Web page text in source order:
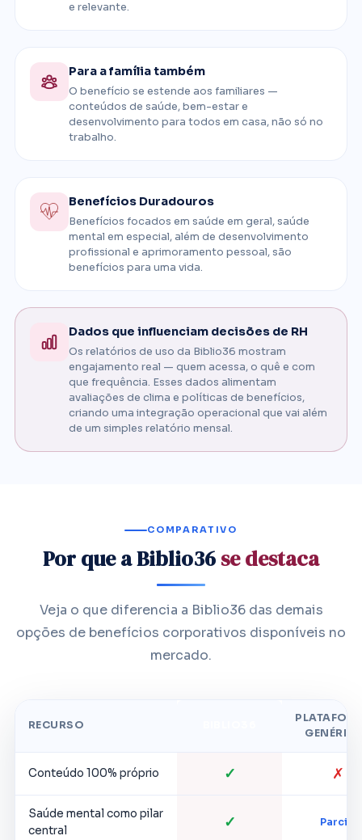
e relevante.
Para a família também
O benefício se estende aos familiares —
conteúdos de saúde, bem-estar e
desenvolvimento para todos em casa, não só no
trabalho.
Benefícios Duradouros
Benefícios focados em saúde em geral, saúde
mental em especial, além de desenvolvimento
profissional e aprimoramento pessoal, são
benefícios para uma vida.
Dados que influenciam decisões de RH
Os relatórios de uso da Biblio36 mostram
engajamento real — quem acessa, o quê e com
que frequência. Esses dados alimentam
avaliações de clima e políticas de benefícios,
criando uma integração operacional que vai além
de um simples relatório mensal.
COMPARATIVO
Por que a Biblio36se destaca
Veja o que diferencia a Biblio36 das demais
opções de benefícios corporativos disponíveis no
mercado.
RECURSO
Conteúdo 100% próprio ✓ ✗
Saúde mental como pilar
central
✓ Parcial